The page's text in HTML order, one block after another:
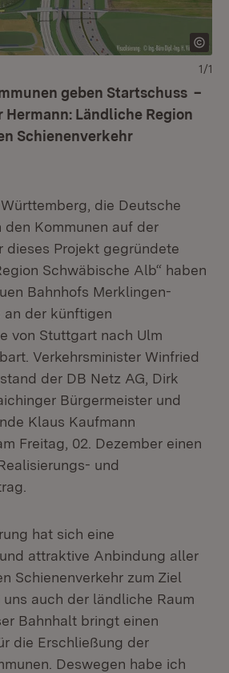
1/1
geben Startschuss –
Ländliche Region
Schienenverkehr
die Deutsche
den Kommunen auf der
dieses Projekt gegründete
Schwäbische Alb“ haben
Bahnhofs Merklingen-
der künftigen
von Stuttgart nach Ulm
Verkehrsminister Winfried
der DB Netz AG, Dirk
Bürgermeister und
Klaus Kaufmann
Freitag, 02. Dezember einen
und
hat sich eine
attraktive Anbindung aller
Schienenverkehr zum Ziel
auch der ländliche Raum
Bahnhalt bringt einen
die Erschließung der
Deswegen habe ich